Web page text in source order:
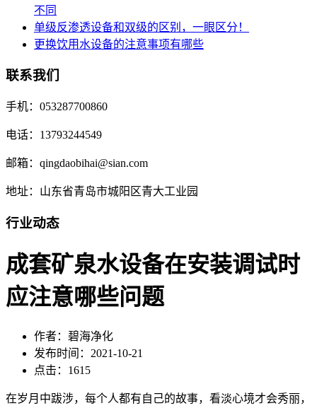
不同
单级反渗透设备和双级的区别，一眼区分！
更换饮用水设备的注意事项有哪些
联系我们
手机：053287700860
电话：13793244549
邮箱：qingdaobihai@sian.com
地址：山东省青岛市城阳区青大工业园
行业动态
成套矿泉水设备在安装调试时
应注意哪些问题
作者：碧海净化
发布时间：2021-10-21
点击：1615
在岁月中跋涉，每个人都有自己的故事，看淡心境才会秀丽，